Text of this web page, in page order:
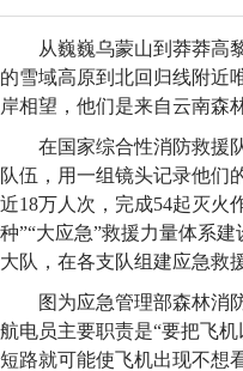
从巍巍乌蒙山到莽莽高
的雪域高原到北回归线附
岸相望，他们是来自云南森
在国家综合性消防救援
队伍，用一组镜头记录他们
近18万人次，完成54起灭火
种”“大应急”救援力量体系
大队，在各支队组建应急救
图为应急管理部森林消
航电员主要职责是“要把飞
短路就可能使飞机出现不想